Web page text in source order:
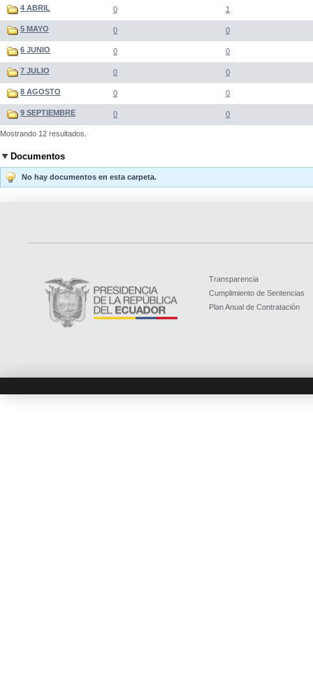
4 ABRIL 0 1
5 MAYO 0 0
6 JUNIO 0 0
7 JULIO 0 0
8 AGOSTO 0 0
9 SEPTIEMBRE 0 0
Mostrando 12 resultados.
Documentos
No hay documentos en esta carpeta.
Transparencia
Cumplimiento de Sentencias
Plan Anual de Contratación